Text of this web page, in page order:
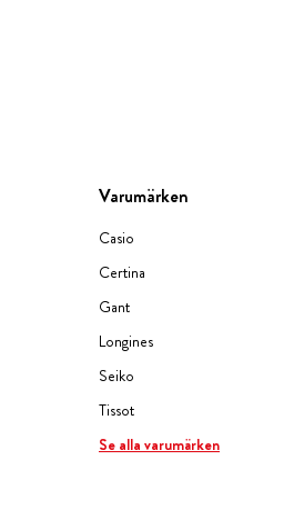
Varumärken
Casio
Certina
Gant
Longines
Seiko
Tissot
Se alla varumärken